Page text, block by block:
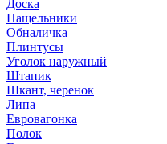
Доска
Нащельники
Обналичка
Плинтусы
Уголок наружный
Штапик
Шкант, черенок
Липа
Евровагонка
Полок